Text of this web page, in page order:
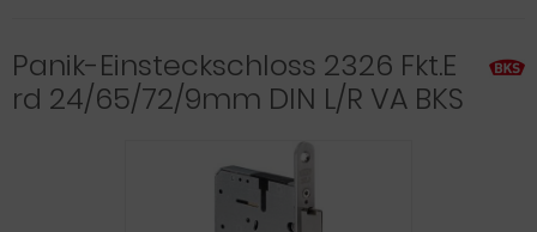
Panik-Einsteckschloss 2326 Fkt.E
rd 24/65/72/9mm DIN L/R VA BKS